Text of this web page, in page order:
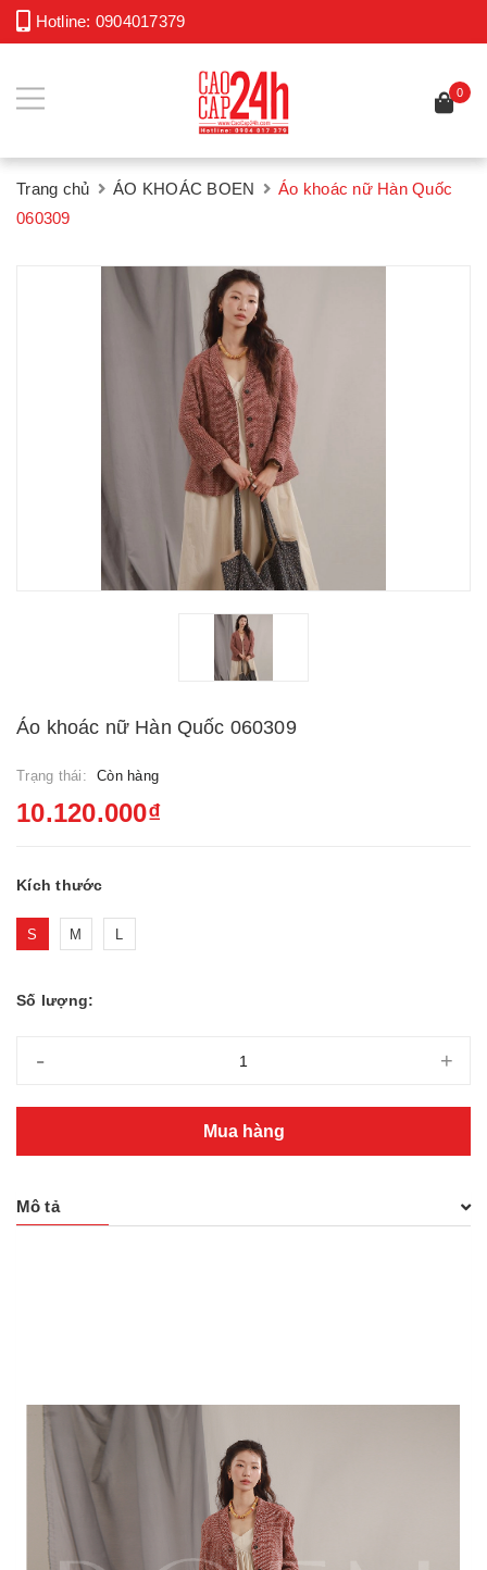
Hotline: 0904017379
0
Trang chủ ÁO KHOÁC BOEN
Áo khoác nữ Hàn Quốc
060309
Áo khoác nữ Hàn Quốc 060309
Trạng thái: Còn hàng
10.120.000₫
Kích thước
S M L
Số lượng:
- +
Mua hàng
Mô tả